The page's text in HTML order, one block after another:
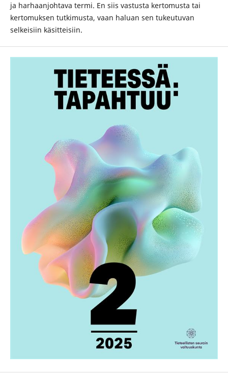
ja harhaanjohtava termi. En siis vastusta kertomusta tai
kertomuksen tutkimusta, vaan haluan sen tukeutuvan
selkeisiin käsitteisiin.